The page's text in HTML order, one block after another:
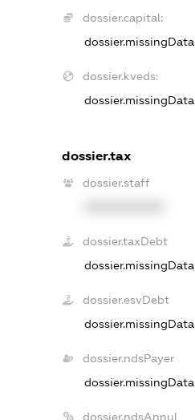
dossier.capital:
dossier.missingData
dossier.kveds:
dossier.missingData
dossier.tax
dossier.staff
dossier.taxDebt
dossier.missingData
dossier.esvDebt
dossier.missingData
dossier.ndsPayer
dossier.missingData
dossier.ndsAnnul